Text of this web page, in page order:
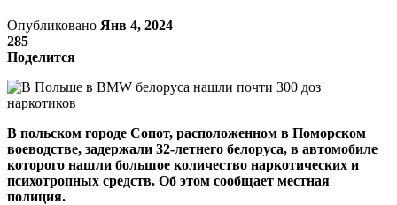
Опубликовано Янв 4, 2024
285
Поделится
В польском городе Сопот, расположенном в Поморском
воеводстве, задержали 32-летнего белоруса, в автомобиле
которого нашли большое количество наркотических и
психотропных средств. Об этом сообщает местная
полиция.